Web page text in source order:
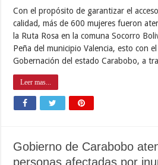
Con el propósito de garantizar el
calidad, más de 600 mujeres fueron
la Ruta Rosa en la comuna Socorro
Peña del municipio Valencia, esto con
Gobernación del estado Carabobo, a
Leer mas...
Gobierno de Carabobo
personas afectadas por